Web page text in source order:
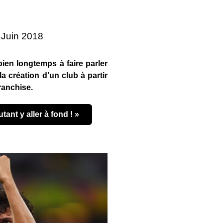
2018
longtemps à faire parler
création d’un club à partir
y aller à fond ! »